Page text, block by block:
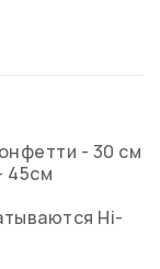
- 30 см
45см
Hi-